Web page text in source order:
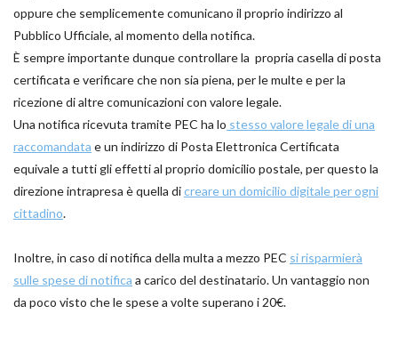
oppure che semplicemente comunicano il proprio indirizzo al
Pubblico Ufficiale, al momento della notifica.
È sempre importante dunque controllare la propria casella di posta
certificata e verificare che non sia piena, per le multe e per la
ricezione di altre comunicazioni con valore legale.
Una notifica ricevuta tramite PEC ha lo stesso valore legale di una
raccomandata e un indirizzo di Posta Elettronica Certificata
equivale a tutti gli effetti al proprio domicilio postale, per questo la
direzione intrapresa è quella dicreare un domicilio digitale per ogni
cittadino.
Inoltre, in caso di notifica della multa a mezzo PEC si risparmierà
sulle spese di notifica a carico del destinatario. Un vantaggio non
da poco visto che le spese a volte superano i 20€.